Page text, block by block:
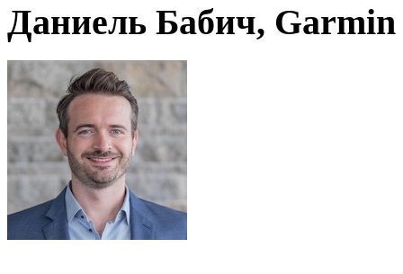
Даниель Бабич, Garmin